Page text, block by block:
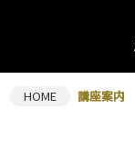
HOME 講座案内